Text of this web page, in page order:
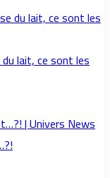
lait, ce sont les